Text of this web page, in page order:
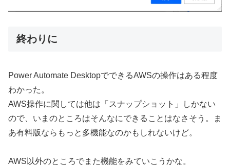
終わりに
Power Automate DesktopでできるAWSの操作はある程度
わかった。
AWS操作に関しては他は「スナップショット」しかない
ので、いまのところはそんなにできることはなさそう。ま
あ有料版ならもっと多機能なのかもしれないけど。
AWS以外のところでまた機能をみていこうかな。